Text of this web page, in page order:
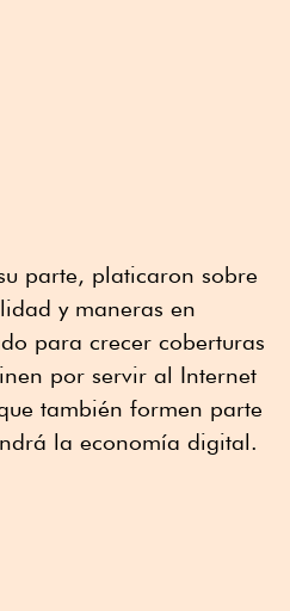
parte, platicaron sobre
y maneras en
para crecer coberturas
por servir al Internet
también formen parte
la economía digital.